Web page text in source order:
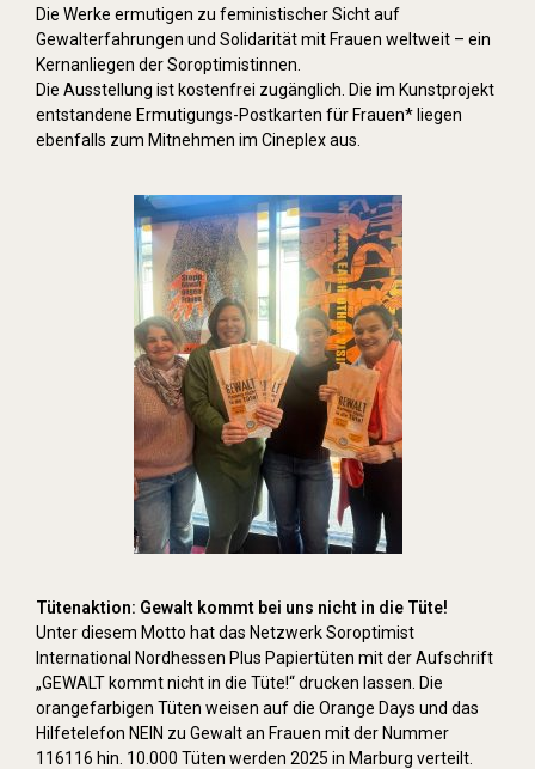
Die Werke ermutigen zu feministischer Sicht auf
Gewalterfahrungen und Solidarität mit Frauen weltweit – ein
Kernanliegen der Soroptimistinnen.
Die Ausstellung ist kostenfrei zugänglich. Die im Kunstprojekt
entstandene Ermutigungs-Postkarten für Frauen* liegen
ebenfalls zum Mitnehmen im Cineplex aus.
Tütenaktion: Gewalt kommt bei uns nicht in die Tüte!
Unter diesem Motto hat das Netzwerk Soroptimist
International Nordhessen Plus Papiertüten mit der Aufschrift
„GEWALT kommt nicht in die Tüte!“ drucken lassen. Die
orangefarbigen Tüten weisen auf die Orange Days und das
Hilfetelefon NEIN zu Gewalt an Frauen mit der Nummer
116116 hin. 10.000 Tüten werden 2025 in Marburg verteilt.